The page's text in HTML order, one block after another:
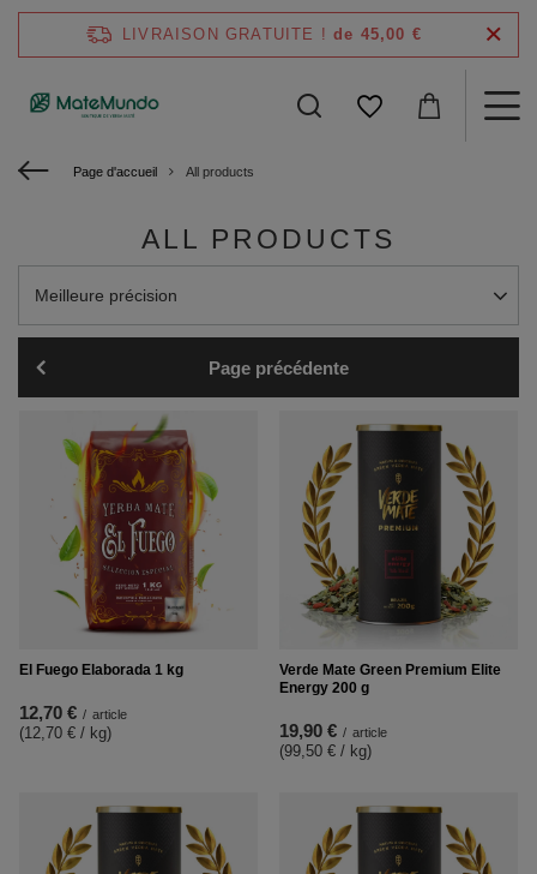
LIVRAISON GRATUITE ! de 45,00 €
Page d'accueil All products
ALL PRODUCTS
Modifier le tri
Meilleure précision
Page précédente
El Fuego Elaborada 1 kg
12,70 € / article
(12,70 € / kg)
Verde Mate Green Premium Elite
Energy 200 g
19,90 € / article
(99,50 € / kg)